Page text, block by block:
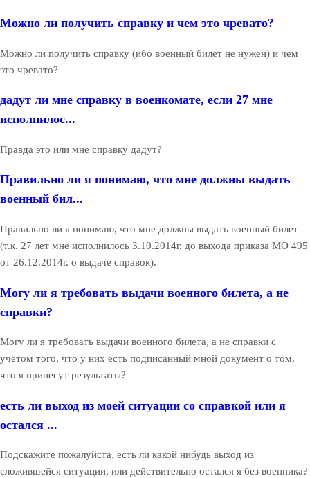
Можно ли получить справку и чем это чревато?
Можно ли получить справку (ибо военный билет не нужен) и чем
это чревато?
дадут ли мне справку в военкомате, если 27 мне
исполнилос...
Правда это или мне справку дадут?
Правильно ли я понимаю, что мне должны выдать
военный бил...
Правильно ли я понимаю, что мне должны выдать военный билет
(т.к. 27 лет мне исполнилось 3.10.2014г. до выхода приказа МО 495
от 26.12.2014г. о выдаче справок).
Могу ли я требовать выдачи военного билета, а не
справки?
Могу ли я требовать выдачи военного билета, а не справки с
учётом того, что у них есть подписанный мной документ о том,
что я принесут результаты?
есть ли выход из моей ситуации со справкой или я
остался ...
Подскажите пожалуйста, есть ли какой нибудь выход из
сложившейся ситуации, или действительно остался я без военника?